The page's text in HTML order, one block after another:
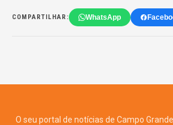
COMPARTILHAR: WhatsApp
O seu portal de notícias de Campo